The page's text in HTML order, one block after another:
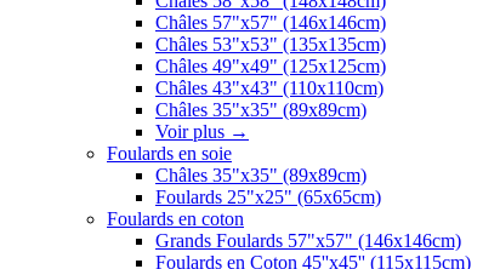
Châles 57"x57" (146x146cm)
Châles 53"x53" (135x135cm)
Châles 49"x49" (125x125cm)
Châles 43"x43" (110x110cm)
Châles 35"x35" (89x89cm)
Voir plus →
Foulards en soie
Châles 35"x35" (89x89cm)
Foulards 25"x25" (65x65cm)
Foulards en coton
Grands Foulards 57"x57" (146x146cm)
Foulards en Coton 45''x45'' (115x115cm)